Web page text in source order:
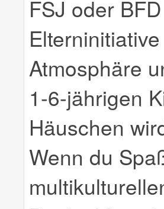
FSJ oder
Atmosphäre
1-6-jährigen
Häuschen
Wenn du